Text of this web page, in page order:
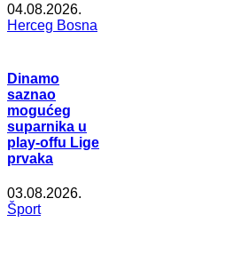
04.08.2026.
Herceg Bosna
Dinamo
saznao
mogućeg
suparnika u
play-offu Lige
prvaka
03.08.2026.
Šport